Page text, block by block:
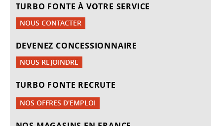
TURBO FONTE À VOTRE SERVICE
NOUS CONTACTER
DEVENEZ CONCESSIONNAIRE
NOUS REJOINDRE
TURBO FONTE RECRUTE
NOS OFFRES D'EMPLOI